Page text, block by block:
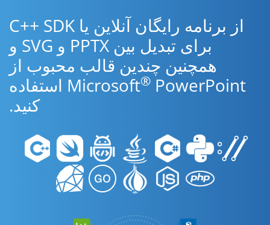
از برنامه رایگان آنلاین یا C++ SDK
برای تبدیل بین PPTX و SVG و
همچنین چندین قالب محبوب از
Microsoft®
PowerPoint استفاده
کنید.